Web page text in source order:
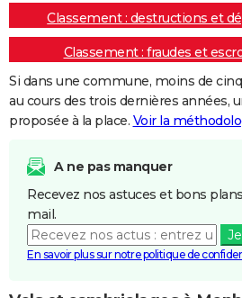
Classement : destructions et
Classement : fraudes et
Si dans une commune, moins de
au cours des trois dernières années,
proposée à la place. Voir la
A ne pas manquer
Recevez nos astuces et bons
mail.
En savoir plus sur notre politique de